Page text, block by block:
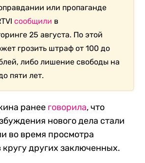
или пропаганде
сообщили в
25 августа. По этой
грозить штраф от 100 до
либо лишение свободы на
пяти лет.
ранее говорила, что
нового дела стали
во время просмотра
кругу других заключенных.